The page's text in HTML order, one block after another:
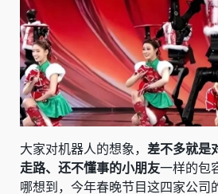
大家对机器人的想象， 差不多就是
走路、还不懂事的小朋友一样的包
哪想到，今年春晚节目这四家公司